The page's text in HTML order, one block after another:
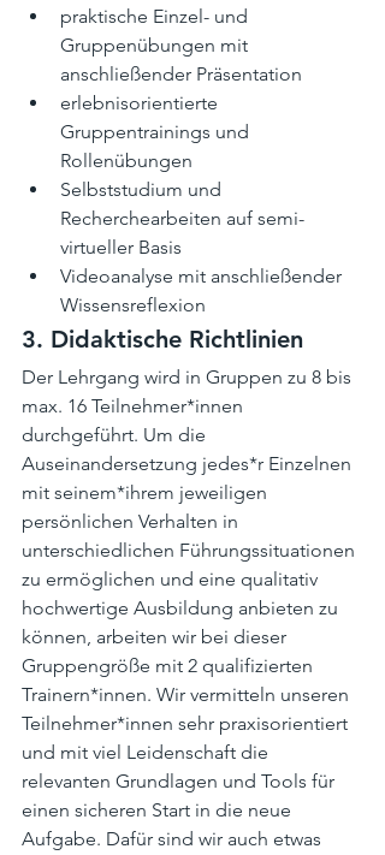
praktische Einzel- und
Gruppenübungen mit
anschließender Präsentation
erlebnisorientierte
Gruppentrainings und
Rollenübungen
Selbststudium und
Recherchearbeiten auf semi-
virtueller Basis
Videoanalyse mit anschließender
Wissensreflexion
3. Didaktische Richtlinien
Der Lehrgang wird in Gruppen zu 8 bis
max. 16 Teilnehmer*innen
durchgeführt. Um die
Auseinandersetzung jedes*r Einzelnen
mit seinem*ihrem jeweiligen
persönlichen Verhalten in
unterschiedlichen Führungssituationen
zu ermöglichen und eine qualitativ
hochwertige Ausbildung anbieten zu
können, arbeiten wir bei dieser
Gruppengröße mit 2 qualifizierten
Trainern*innen. Wir vermitteln unseren
Teilnehmer*innen sehr praxisorientiert
und mit viel Leidenschaft die
relevanten Grundlagen und Tools für
einen sicheren Start in die neue
Aufgabe. Dafür sind wir auch etwas